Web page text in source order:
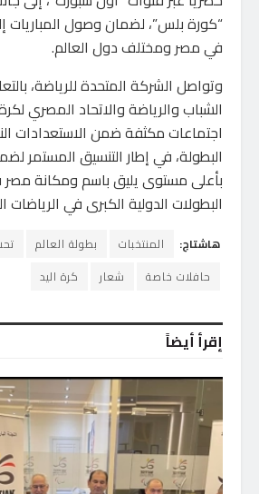
“كورة بلس”، لضمان وصول المباريات
في مصر ومختلف دول العالم.
وتواصل الشركة المتحدة للرياضة،
الشباب والرياضة والاتحاد المصري
اجتماعات مكثفة ضمن الاستعدادات
البطولة، في إطار التنسيق المستمر
بأعلى مستوى يليق باسم ومكانة
البطولات الدولية الكبرى في الرياضات
هاشتاج: المنتخبات بطولة العالم
تحت
حافلات خاصة
شعار كرة اليد
إقرأ أيضاً